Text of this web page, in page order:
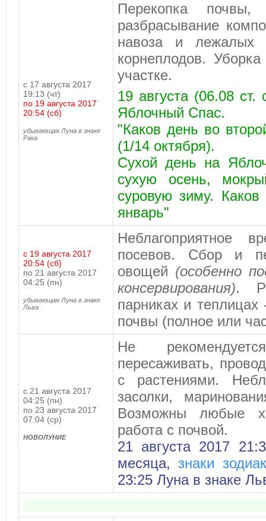
с 17 августа 2017
19:13 (чт)
по 19 августа 2017
20:54 (сб)
убывающая Луна в знаке
Рака
Перекопка почвы,
разбрасывание
навоза и лежалых
корнеплодов.
участке.
19 августа (06.08
Яблочный Спас.
"Каков день во
(1/14 октября).
Сухой день на
сухую осень,
суровую зиму.
январь"
с 19 августа 2017
20:54 (сб)
по 21 августа 2017
04:25 (пн)
убывающая Луна в знаке
Льва
Неблагоприятное
посевов. Сбор и
овощей (особенно
консервирования).
парниках и
почвы (полное или
с 21 августа 2017
04:25 (пн)
по 23 августа 2017
07:04 (ср)
НОВОЛУНИЕ
Не
пересаживать,
с растениями.
засолки,
Возможны любые
работа с почвой.
21 августа 2017
месяца,знаки
23:25 Луна в знаке